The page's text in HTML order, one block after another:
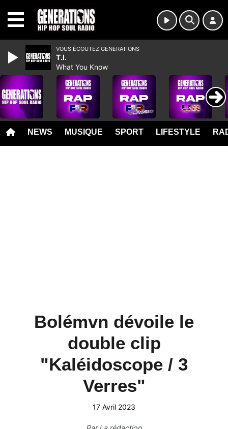
NEWS MUSIQUE SPORT LIFESTYLE
Bolémvn dévoile le
double clip
"Kaléidoscope / 3
Verres"
17 Avril 2023
VOUS ÉCOUTEZ GENERATIONS
T.I.
What You Know